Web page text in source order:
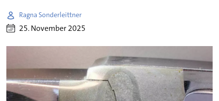
Ragna Sonderleittner
25. November 2025